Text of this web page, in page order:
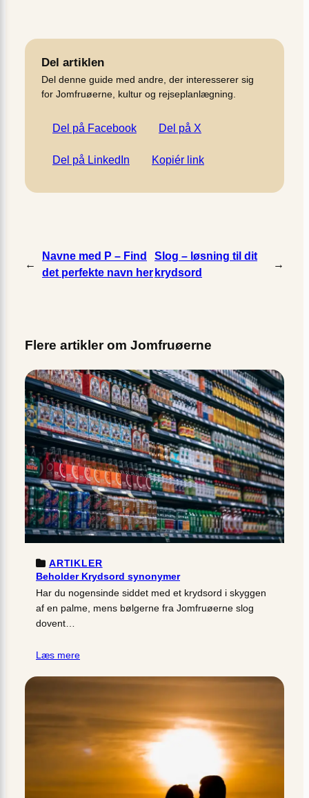
Del artiklen
Del denne guide med andre, der interesserer sig
for Jomfruøerne, kultur og rejseplanlægning.
Del på Facebook Del på X
Del på LinkedIn Kopiér link
←
Navne med P – Find
det perfekte navn her
Slog – løsning til dit
krydsord
→
Flere artikler om Jomfruøerne
ARTIKLER
Beholder Krydsord synonymer
Har du nogensinde siddet med et krydsord i skyggen
af en palme, mens bølgerne fra Jomfruøerne slog
dovent…
Læs mere